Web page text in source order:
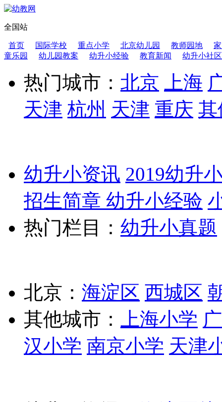
全国站
首页 国际学校 重点小学 北京幼儿园 教师园地
童乐园
幼儿园教案 幼升小经验 教育新闻 幼升小社区
热门城市： 北京 上海
天津 杭州 天津 重庆 其
幼升小资讯 2019幼升
招生简章 幼升小经验
热门栏目： 幼升小真题
北京： 海淀区 西城区
其他城市：
上海小学
汉小学 南京小学 天津